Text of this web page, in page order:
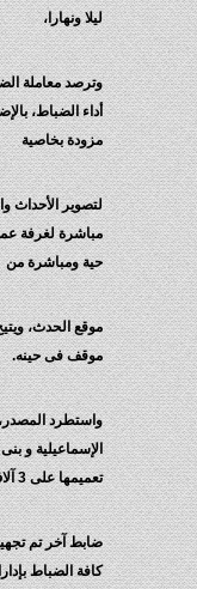
ليلا ونهارا،
وترصد معاملة الضباط
أداء الضباط، بالإضافة
مزودة بخاصية
لتصوير الأحداث
مباشرة لغرفة عمليات
حية ومباشرة من
موقع الحدث، ويتيح
موقف فى حينه.
واستطرد المصدر، أنه
الإسماعيلية و بنى
تعميمها على 3 آلاف
ضابط آخر تم تجهيز
كافة الضباط بإدارات